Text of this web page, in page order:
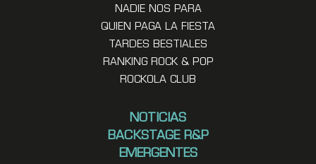
NADIE NOS PARA
QUIEN PAGA LA FIESTA
TARDES BESTIALES
RANKING ROCK & POP
ROCKOLA CLUB
NOTICIAS
BACKSTAGE R&P
EMERGENTES